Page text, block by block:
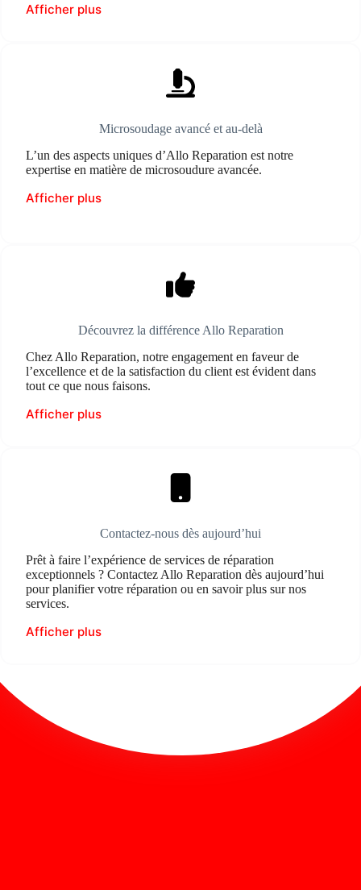
Afficher plus
Microsoudage avancé et au-delà
L’un des aspects uniques d’Allo Reparation est notre
expertise en matière de microsoudure avancée.
Afficher plus
Découvrez la différence Allo Reparation
Chez Allo Reparation, notre engagement en faveur de
l’excellence et de la satisfaction du client est évident dans
tout ce que nous faisons.
Afficher plus
Contactez-nous dès aujourd’hui
Prêt à faire l’expérience de services de réparation
exceptionnels ? Contactez Allo Reparation dès aujourd’hui
pour planifier votre réparation ou en savoir plus sur nos
services.
Afficher plus